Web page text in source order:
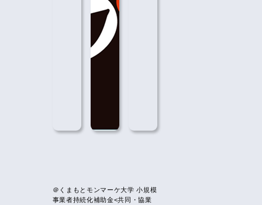
＠くまもとモンマーケ大学小規模
事業者持続化補助金<共同・協業